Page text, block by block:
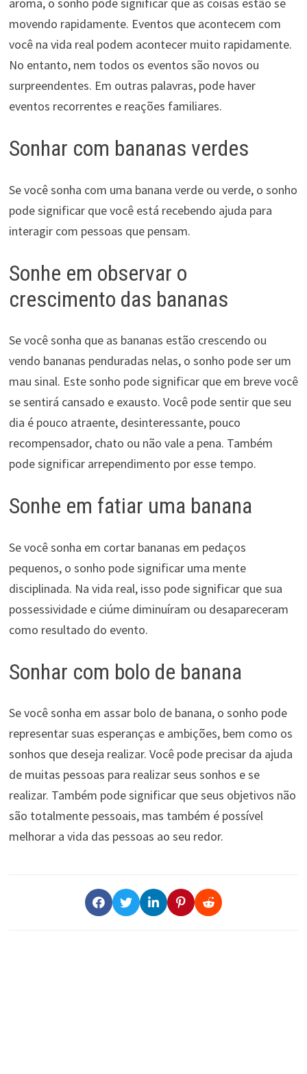
aroma, o sonho pode significar que as coisas estão se
movendo rapidamente. Eventos que acontecem com
você na vida real podem acontecer muito rapidamente.
No entanto, nem todos os eventos são novos ou
surpreendentes. Em outras palavras, pode haver
eventos recorrentes e reações familiares.
Sonhar com bananas verdes
Se você sonha com uma banana verde ou verde, o sonho
pode significar que você está recebendo ajuda para
interagir com pessoas que pensam.
Sonhe em observar o
crescimento das bananas
Se você sonha que as bananas estão crescendo ou
vendo bananas penduradas nelas, o sonho pode ser um
mau sinal. Este sonho pode significar que em breve você
se sentirá cansado e exausto. Você pode sentir que seu
dia é pouco atraente, desinteressante, pouco
recompensador, chato ou não vale a pena. Também
pode significar arrependimento por esse tempo.
Sonhe em fatiar uma banana
Se você sonha em cortar bananas em pedaços
pequenos, o sonho pode significar uma mente
disciplinada. Na vida real, isso pode significar que sua
possessividade e ciúme diminuíram ou desapareceram
como resultado do evento.
Sonhar com bolo de banana
Se você sonha em assar bolo de banana, o sonho pode
representar suas esperanças e ambições, bem como os
sonhos que deseja realizar. Você pode precisar da ajuda
de muitas pessoas para realizar seus sonhos e se
realizar. Também pode significar que seus objetivos não
são totalmente pessoais, mas também é possível
melhorar a vida das pessoas ao seu redor.